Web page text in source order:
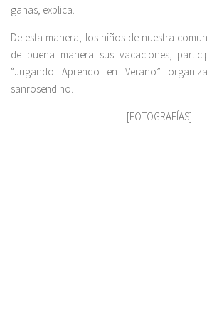
ganas, explica.
De esta manera, los niños de nuestra
de buena manera sus vacaciones,
“Jugando Aprendo en Verano”
sanrosendino.
[FOTOGRAFÍAS]